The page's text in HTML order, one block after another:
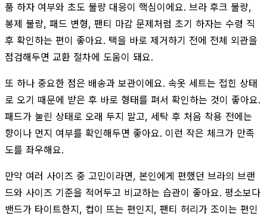
품 하자 여부와 초도 불량 대응이 핵심이에요. 브라 후크 불량,
봉제 불량, 패드 변형, 팬티 마감 문제처럼 초기 하자는 수령 직
후 확인하는 편이 좋아요. 택을 바로 제거하기 전에 전체 외관을
점검해두면 교환 절차에 도움이 돼요.
또 하나 중요한 점은 배송과 보관이에요. 속옷 세트는 접힌 상태
로 오기 때문에 받은 후 바로 형태를 펴서 확인하는 것이 좋아요.
패드가 눌린 상태로 오래 두지 말고, 세탁 후 처음 착용 전에는
향이나 먼지 여부를 확인해두면 좋아요. 이런 작은 체크가 만족
도를 좌우해요.
만약 여러 사이즈 중 고민이라면, 본인에게 편했던 브라의 브랜
드와 사이즈 기준을 적어두고 비교하는 습관이 좋아요. 평소보다
밴드가 타이트한지, 컵이 뜨는 편인지, 팬티 허리가 조이는 편인